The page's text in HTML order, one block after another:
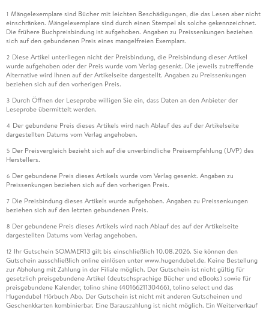
1 Mängelexemplare sind Bücher mit leichten Beschädigungen, die das Lesen aber nicht
einschränken. Mängelexemplare sind durch einen Stempel als solche gekennzeichnet.
Die frühere Buchpreisbindung ist aufgehoben. Angaben zu Preissenkungen beziehen
sich auf den gebundenen Preis eines mangelfreien Exemplars.
2 Diese Artikel unterliegen nicht der Preisbindung, die Preisbindung dieser Artikel
wurde aufgehoben oder der Preis wurde vom Verlag gesenkt. Die jeweils zutreffende
Alternative wird Ihnen auf der Artikelseite dargestellt. Angaben zu Preissenkungen
beziehen sich auf den vorherigen Preis.
3 Durch Öffnen der Leseprobe willigen Sie ein, dass Daten an den Anbieter der
Leseprobe übermittelt werden.
4 Der gebundene Preis dieses Artikels wird nach Ablauf des auf der Artikelseite
dargestellten Datums vom Verlag angehoben.
5 Der Preisvergleich bezieht sich auf die unverbindliche Preisempfehlung (UVP) des
Herstellers.
6 Der gebundene Preis dieses Artikels wurde vom Verlag gesenkt. Angaben zu
Preissenkungen beziehen sich auf den vorherigen Preis.
7 Die Preisbindung dieses Artikels wurde aufgehoben. Angaben zu Preissenkungen
beziehen sich auf den letzten gebundenen Preis.
8 Der gebundene Preis dieses Artikels wird nach Ablauf des auf der Artikelseite
dargestellten Datums vom Verlag angehoben.
12 Ihr Gutschein SOMMER13 gilt bis einschließlich 10.08.2026. Sie können den
Gutschein ausschließlich online einlösen unter www.hugendubel.de. Keine Bestellung
zur Abholung mit Zahlung in der Filiale möglich. Der Gutschein ist nicht gültig für
gesetzlich preisgebundene Artikel (deutschsprachige Bücher und eBooks) sowie für
preisgebundene Kalender, tolino shine (4016621130466), tolino select und das
Hugendubel Hörbuch Abo. Der Gutschein ist nicht mit anderen Gutscheinen und
Geschenkkarten kombinierbar. Eine Barauszahlung ist nicht möglich. Ein Weiterverkauf